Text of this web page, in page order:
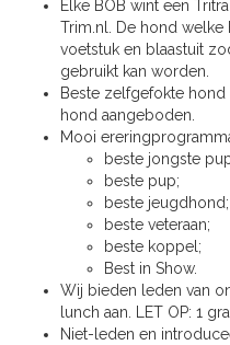
Elke BOB wint een
Trim.nl. De hond welke
voetstuk en blaastuit
gebruikt kan worden.
Beste zelfgefokte
hond aangeboden.
Mooi
beste jongste
beste pup;
beste jeugdhond;
beste veteraan;
beste koppel;
Best in Show.
Wij bieden leden van
lunch aan. LET OP: 1
Niet-leden en